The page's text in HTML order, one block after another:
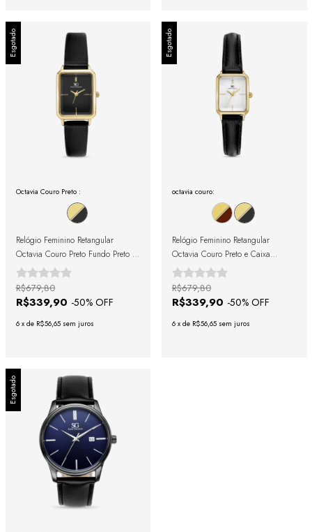
Esgotado
Octavia Couro Preto :
Relógio Feminino Retangular
Octavia Couro Preto Fundo Preto e
Caixa Dourada 23mm
R$339,90 -50% OFF
R$679,80
6 x de R$56,65 sem juros
Esgotado
octavia couro:
Relógio Feminino Retangular
Octavia Couro Preto e Caixa
Dourada 19mm
R$339,90 -50% OFF
R$679,80
6 x de R$56,65 sem juros
Esgotado